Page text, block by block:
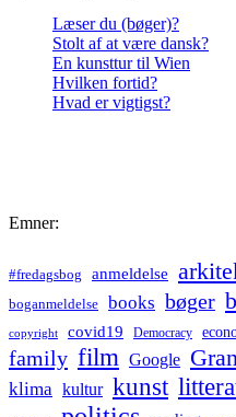
Læser du (bøger)?
Stolt af at være dansk?
En kunsttur til Wien
Hvilken fortid?
Hvad er vigtigst?
Emner:
#fredagsbog anmeldelse
boganmeldelse books bøger
copyright covid19 Democracy
family film Google
klima kultur kunst